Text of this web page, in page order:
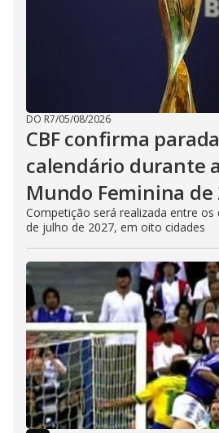
DO R7/05/08/2026
CBF confirma
calendário durante
Mundo Feminina de
Competição será realizada entre os
de julho de 2027, em oito cidades